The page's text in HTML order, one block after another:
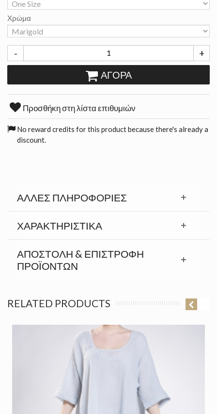
Χρώμα
- +
ΑΓΟΡΆ
Προσθήκη στη λίστα επιθυμιών
No reward credits for this product because there's already a
discount.
ΆΛΛΕΣ ΠΛΗΡΟΦΟΡΊΕΣ
ΧΑΡΑΚΤΗΡΙΣΤΙΚΆ
ΑΠΟΣΤΟΛΉ & ΕΠΙΣΤΡΟΦΉ
ΠΡΟΪΟΝΤΩΝ
RELATED PRODUCTS